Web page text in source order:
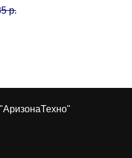
полицейских и ямах.
р.